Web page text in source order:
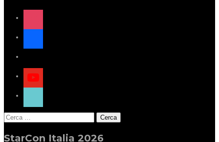
instagram
facebook
x
youtube
tiktok
Ricerca
per:
StarCon Italia 2026